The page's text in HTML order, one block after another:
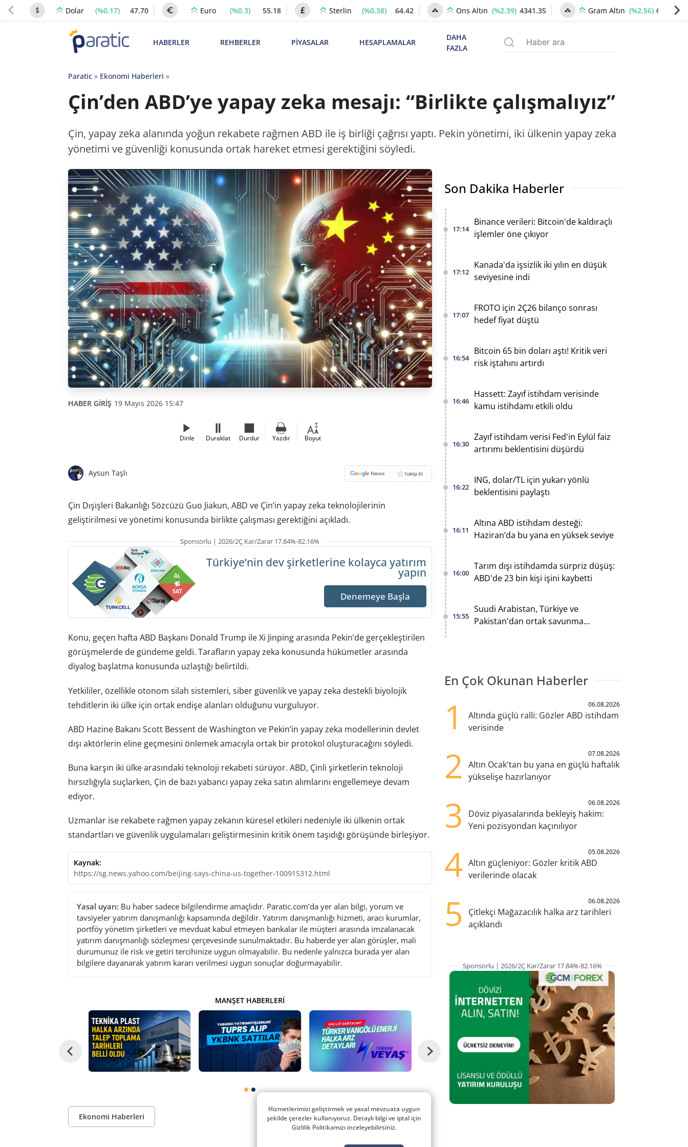
Dolar (%0.17) 47.70 Euro (%0.3) 55.18 Sterlin (%0.38) 64.42 Ons Altın (%2.39) 4341.35 Gram Altın (%2.56) 6658.83
HABERLER REHBERLER PİYASALAR HESAPLAMALAR
DAHA
FAZLA
Paratic» Ekonomi Haberleri »
Çin’den ABD’ye yapay zeka mesajı: “Birlikte çalışmalıyız”
Çin, yapay zeka alanında yoğun rekabete rağmen ABD ile iş birliği çağrısı yaptı. Pekin yönetimi, iki ülkenin yapay zeka
yönetimi ve güvenliği konusunda ortak hareket etmesi gerektiğini söyledi.
HABER GİRİŞ 19 Mayıs 2026 15:47
Dinle Duraklat Durdur Yazdır Boyut
Aysun Taşlı
Çin Dışişleri Bakanlığı Sözcüzü Guo Jiakun, ABD ve Çin’in yapay zeka teknolojilerinin
geliştirilmesi ve yönetimi konusunda birlikte çalışması gerektiğini açıkladı.
Sponsorlu | 2026/2Ç Kar/Zarar 17.84%-82.16%
Türkiye’nin dev şirketlerine kolayca yatırım
yapın
Denemeye Başla
Konu, geçen hafta ABD Başkanı Donald Trump ile Xi Jinping arasında Pekin’de gerçekleştirilen
görüşmelerde de gündeme geldi. Tarafların yapay zeka konusunda hükümetler arasında
diyalog başlatma konusunda uzlaştığı belirtildi.
Yetkililer, özellikle otonom silah sistemleri, siber güvenlik ve yapay zeka destekli biyolojik
tehditlerin iki ülke için ortak endişe alanları olduğunu vurguluyor.
ABD Hazine Bakanı Scott Bessent de Washington ve Pekin’in yapay zeka modellerinin devlet
dışı aktörlerin eline geçmesini önlemek amacıyla ortak bir protokol oluşturacağını söyledi.
Buna karşın iki ülke arasındaki teknoloji rekabeti sürüyor. ABD, Çinli şirketlerin teknoloji
hırsızlığıyla suçlarken, Çin de bazı yabancı yapay zeka satın alımlarını engellemeye devam
ediyor.
Uzmanlar ise rekabete rağmen yapay zekanın küresel etkileri nedeniyle iki ülkenin ortak
standartları ve güvenlik uygulamaları geliştirmesinin kritik önem taşıdığı görüşünde birleşiyor.
Kaynak:
https://sg.news.yahoo.com/beijing-says-china-us-together-100915312.html
Yasal uyarı: Bu haber sadece bilgilendirme amaçlıdır. Paratic.com’da yer alan bilgi, yorum ve
tavsiyeler yatırım danışmanlığı kapsamında değildir. Yatırım danışmanlığı hizmeti, aracı kurumlar,
portföy yönetim şirketleri ve mevduat kabul etmeyen bankalar ile müşteri arasında imzalanacak
yatırım danışmanlığı sözleşmesi çerçevesinde sunulmaktadır. Bu haberde yer alan görüşler, mali
durumunuz ile risk ve getiri tercihinize uygun olmayabilir. Bu nedenle yalnızca burada yer alan
bilgilere dayanarak yatırım kararı verilmesi uygun sonuçlar doğurmayabilir.
MANŞET HABERLERI
Ekonomi Haberleri
Son Dakika Haberler
17:14
Binance verileri: Bitcoin'de kaldıraçlı
işlemler öne çıkıyor
17:12
Kanada'da işsizlik iki yılın en düşük
seviyesine indi
17:07
FROTO için 2Ç26 bilanço sonrası
hedef fiyat düştü
16:54
Bitcoin 65 bin doları aştı! Kritik veri
risk iştahını artırdı
16:46
Hassett: Zayıf istihdam verisinde
kamu istihdamı etkili oldu
16:30
Zayıf istihdam verisi Fed'in Eylül faiz
artırımı beklentisini düşürdü
16:22
ING, dolar/TL için yukarı yönlü
beklentisini paylaştı
16:11
Altına ABD istihdam desteği:
Haziran’da bu yana en yüksek seviye
16:00
Tarım dışı istihdamda sürpriz düşüş:
ABD'de 23 bin kişi işini kaybetti
15:55
Suudi Arabistan, Türkiye ve
Pakistan'dan ortak savunma
En Çok Okunan Haberler
1 06.08.2026
Altında güçlü ralli: Gözler ABD istihdam
verisinde
2 07.08.2026
Altın Ocak'tan bu yana en güçlü haftalık
yükselişe hazırlanıyor
3 06.08.2026
Döviz piyasalarında bekleyiş hakim:
Yeni pozisyondan kaçınılıyor
4 05.08.2026
Altın güçleniyor: Gözler kritik ABD
verilerinde olacak
5 06.08.2026
Çitlekçi Mağazacılık halka arz tarihleri
açıklandı
Sponsorlu | 2026/2Ç Kar/Zarar 17.84%-82.16%
Hizmetlerimizi geliştirmek ve yasal mevzuata uygun
şekilde çerezler kullanıyoruz. Detaylı bilgi ve iptal için
Gizlilik Politikamızı inceleyebilirsiniz.